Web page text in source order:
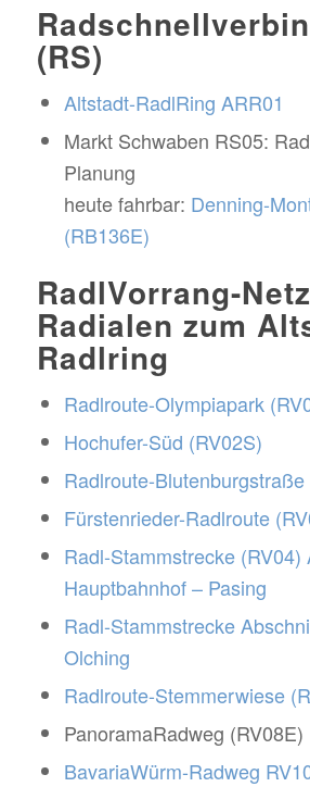
(RS)
Altstadt-RadlRing ARR01
Markt Schwaben RS05:
Planung
heute fahrbar: Denning-
(RB136E)
RadlVorrang-
Radialen zum
Radlring
Radlroute-Olympiapark
Hochufer-Süd (RV02S)
Radlroute-Blutenburgstraße
Fürstenrieder-Radlroute
Radl-Stammstrecke (RV04)
Hauptbahnhof – Pasing
Radl-Stammstrecke
Olching
Radlroute-Stemmerwiese
PanoramaRadweg (RV08E)
BavariaWürm-Radweg